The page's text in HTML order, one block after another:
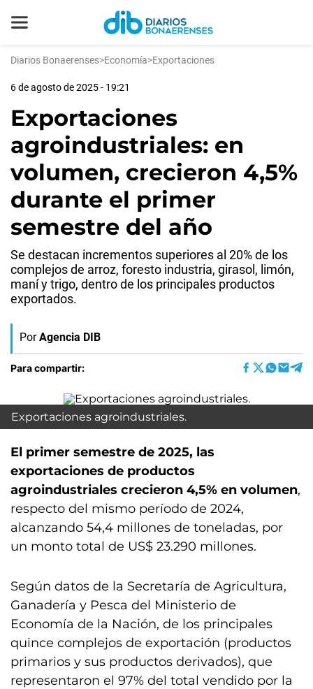
Diarios Bonaerenses>Economía>Exportaciones
6 de agosto de 2025 - 19:21
Exportaciones
agroindustriales: en
volumen, crecieron 4,5%
durante el primer
semestre del año
Se destacan incrementos superiores al 20% de los
complejos de arroz, foresto industria, girasol, limón,
maní y trigo, dentro de los principales productos
exportados.
Por Agencia DIB
Para compartir:
Exportaciones agroindustriales.
El primer semestre de 2025, las
exportaciones de productos
agroindustriales crecieron 4,5% en volumen,
respecto del mismo período de 2024,
alcanzando 54,4 millones de toneladas, por
un monto total de US$ 23.290 millones.
Según datos de la Secretaría de Agricultura,
Ganadería y Pesca del Ministerio de
Economía de la Nación, de los principales
quince complejos de exportación (productos
primarios y sus productos derivados), que
representaron el 97% del total vendido por la